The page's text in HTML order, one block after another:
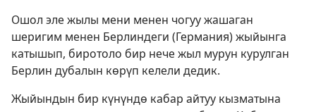
Ошол эле жылы мени менен чогуу жашаган
шеригим менен Берлиндеги (Германия) жыйынга
катышып, биротоло бир нече жыл мурун курулган
Берлин дубалын көрүп келели дедик.
Жыйындын бир күнүндө кабар айтуу кызматына